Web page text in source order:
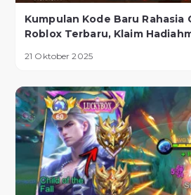
Kumpulan Kode Baru Rahasia
Roblox Terbaru, Klaim
21 Oktober 2025